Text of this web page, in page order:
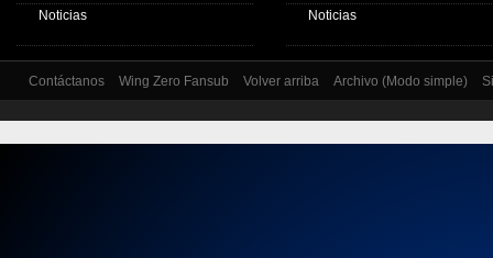
Noticias Noticias
Contáctanos Wing Zero Fansub Volver arriba Archivo (Modo simple)